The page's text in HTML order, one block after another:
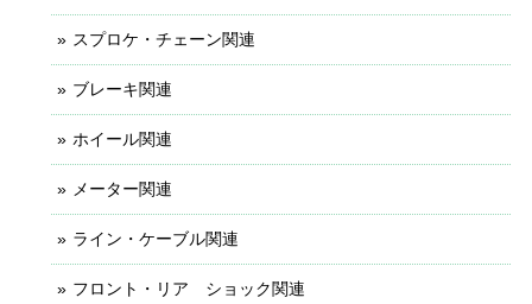
スプロケ・チェーン関連
ブレーキ関連
ホイール関連
メーター関連
ライン・ケーブル関連
フロント・リア ショック関連